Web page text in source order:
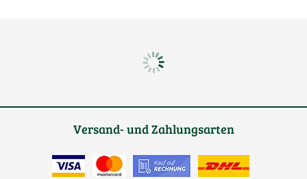
Versand- und Zahlungsarten